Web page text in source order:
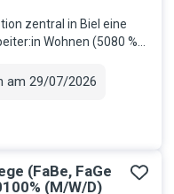
zentral in Biel eine
Wohnen (5080 %),
sowie Lebensqualität
am 29/07/2026
(FaBe, FaGe
(M/W/D)